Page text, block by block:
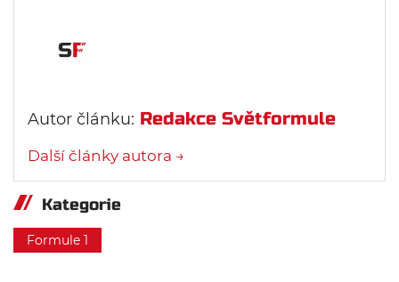
Autor článku: Redakce Světformule
Další články autora →
Kategorie
Formule 1